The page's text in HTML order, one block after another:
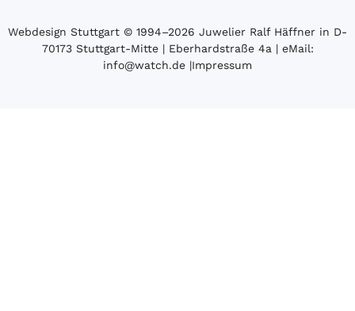
Webdesign Stuttgart © 1994­–2026 Juwelier Ralf Häffner in D-
70173 Stuttgart-Mitte | Eberhardstraße 4a | eMail:
info@watch.de |Impressum